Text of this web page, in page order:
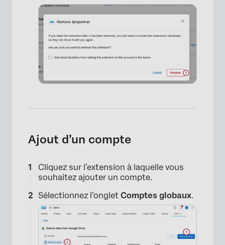
×
Ajout d’un compte
Cliquez sur l’extension à laquelle vous
souhaitez ajouter un compte.
Sélectionnez l’onglet Comptes globaux.